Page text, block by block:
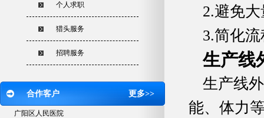
2.避免
3.简化
生产线
生产线
能、体力
个人求职
猎头服务
招聘服务
合作客户 更多>>
广阳区人民医院